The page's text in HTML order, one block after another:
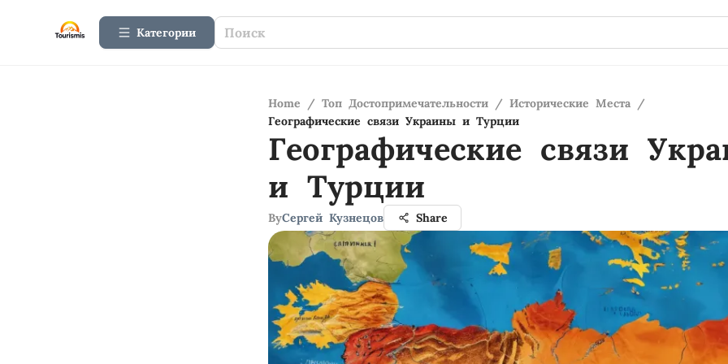
Категории
Home / Топ Достопримечательности / Исторические Места /
Географические связи Украины и Турции
Географические связи
и Турции
ByСергей Кузнецов Share